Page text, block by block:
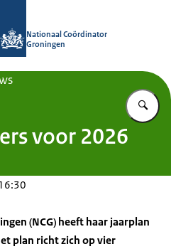
Nationaal Coördinator
Groningen
voor 2026
(NCG) heeft haar jaarplan
plan richt zich op vier